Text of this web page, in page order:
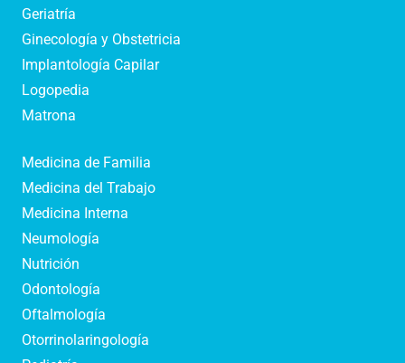
Geriatría
Ginecología y Obstetricia
Implantología Capilar
Logopedia
Matrona
Medicina de Familia
Medicina del Trabajo
Medicina Interna
Neumología
Nutrición
Odontología
Oftalmología
Otorrinolaringología